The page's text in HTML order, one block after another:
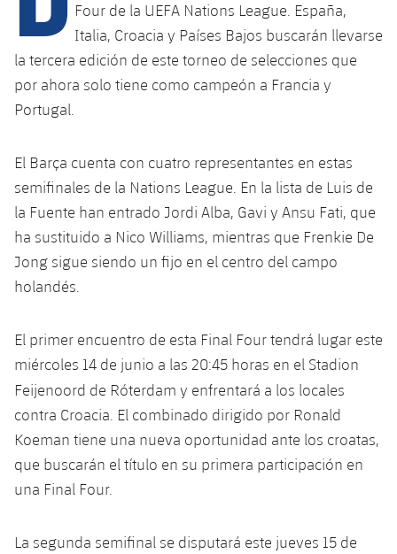
plusicon
más
Instalaciones
Estadi Johan Cruyff
Barça Cafe
Ciutat Esportiva
La Masia
Servicios
Servicios Médicos
plusicon
más
Acreditaciones
Instalaciones
SUB13
SUB12
SUB11 B
SUB10 A
SUB10 B
SUB9 B
SUB8 A
SUB8 B
SUB13 B
SUB12 C
Entradas
Gameday Shows
Clasificación
Jugadores
Fotos
Palmarés
Base
Barça Atlètic
Junior
Cadete B
Infantil A
Infantil B
Campus Verano
PLUSICON
MÁS
Primer Equipo
plusicon
más
Calendario
Entradas
Resultados
Jugadores
Fotos
Historia
plusicon
más
Actualidad
Calendario
Resultados
Clasificaciones
Jugadores
Fotos
plusicon
más
Actualidad
Juvenil
Cadete A
Infantil A
Infantil B
PLUSICON
MÁS
Primer equipo
Actualidad
Calendario
Entradas
Resultados
Barça Atlètic
Actualidad
Calendario
Resultados
Base
Actualidad
Juvenil
Campus Verano
Primer equipo
plusicon
más
Four de la UEFA Nations League. España,
Italia, Croacia y Países Bajos buscarán llevarse
la tercera edición de este torneo de selecciones que
por ahora solo tiene como campeón a Francia y
Portugal.
El Barça cuenta con cuatro representantes en estas
semifinales de la Nations League. En la lista de Luis de
la Fuente han entrado Jordi Alba, Gavi y Ansu Fati, que
ha sustituido a Nico Williams, mientras que Frenkie De
Jong sigue siendo un fijo en el centro del campo
holandés.
El primer encuentro de esta Final Four tendrá lugar este
miércoles 14 de junio a las 20:45 horas en el Stadion
Feijenoord de Róterdam y enfrentará a los locales
contra Croacia. El combinado dirigido por Ronald
Koeman tiene una nueva oportunidad ante los croatas,
que buscarán el título en su primera participación en
una Final Four.
La segunda semifinal se disputará este jueves 15 de